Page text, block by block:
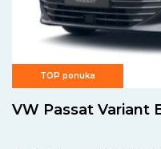
TOP ponuka
VW Passat Variant